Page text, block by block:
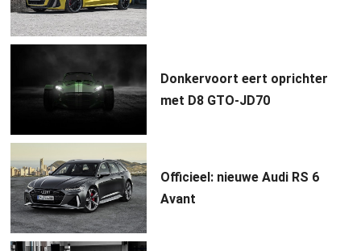
Donkervoort eert oprichter
met D8 GTO-JD70
Officieel: nieuwe Audi RS 6
Avant